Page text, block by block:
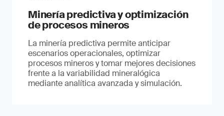
Minería predictiva y optimización
de procesos mineros
La minería predictiva permite anticipar
escenarios operacionales, optimizar
procesos mineros y tomar mejores decisiones
frente a la variabilidad mineralógica
mediante analítica avanzada y simulación.